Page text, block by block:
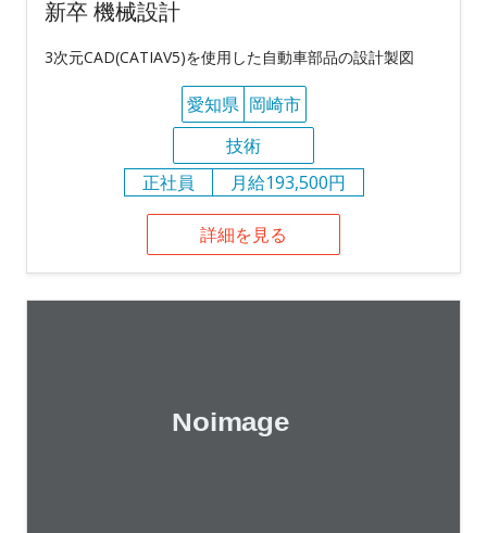
新卒 機械設計
3次元CAD(CATIAV5)を使用した自動車部品の設計製図
愛知県 岡崎市
技術
正社員
月給193,500円
詳細を見る